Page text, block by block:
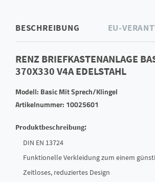
BESCHREIBUNG EU-
RENZ BRIEFKASTENANLAGE
370X330 V4A EDELSTAHL
Modell: Basic Mit Sprech/Klingel
Artikelnummer: 10025601
Produktbeschreibung:
DIN EN 13724
Funktionelle Verkleidung zum einem
Zeitloses, reduziertes Design